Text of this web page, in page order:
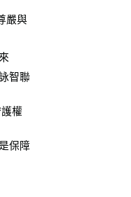
嚴與
智聯
權
保障